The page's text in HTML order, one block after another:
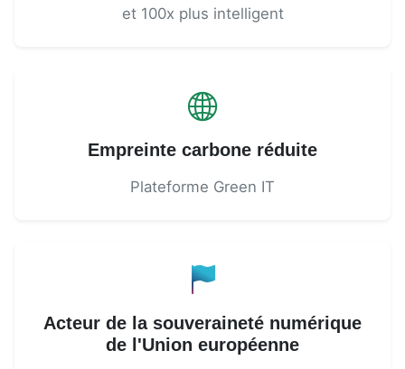
et 100x plus intelligent
Empreinte carbone réduite
Plateforme Green IT
Acteur de la souveraineté numérique
de l'Union européenne